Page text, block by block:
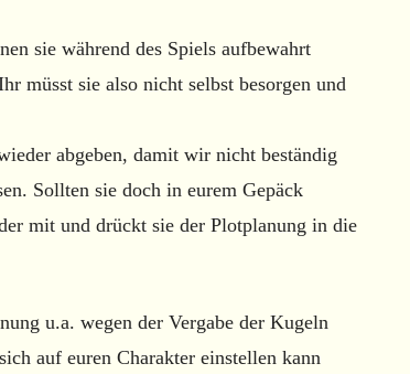
2015 – FRÜHJAHR
2013 – HERBST
sie während des Spiels aufbewahrt
müsst sie also nicht selbst besorgen und
abgeben, damit wir nicht beständig
Sollten sie doch in eurem Gepäck
mit und drückt sie der Plotplanung in die
u.a. wegen der Vergabe der Kugeln
auf euren Charakter einstellen kann